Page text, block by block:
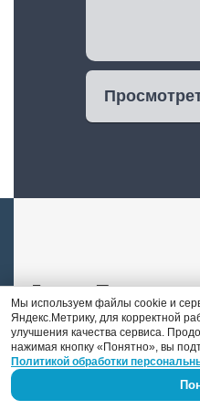
Денис Поршнев
В отличие от многих
«DS auto» есть опытный
диагност. Это Денис
занимается автоэлектрикой
Мы используем файлы cookie и
Яндекс.Метрику, для корректной
улучшения качества сервиса.
нажимая кнопку «Понятно», вы
Политикой обработки